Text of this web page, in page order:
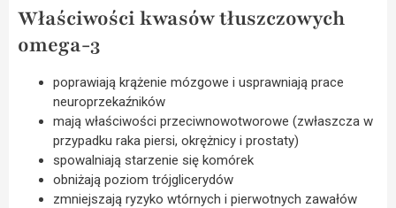
Właściwości kwasów tłuszczowych
omega-3
poprawiają krążenie mózgowe i usprawniają prace
neuroprzekaźników
mają właściwości przeciwnowotworowe (zwłaszcza w
przypadku raka piersi, okrężnicy i prostaty)
spowalniają starzenie się komórek
obniżają poziom trójglicerydów
zmniejszają ryzyko wtórnych i pierwotnych zawałów